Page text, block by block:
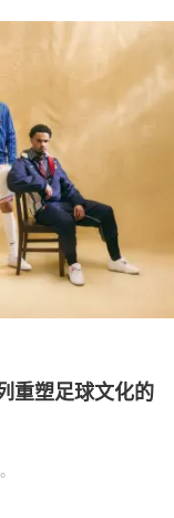
重塑足球文化的